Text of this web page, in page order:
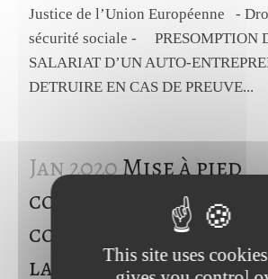
Justice de l’Union Européenne -
sécurité sociale - PRESOMPTION
SALARIAT D’UN AUTO-
DETRUIRE EN CAS DE PREUVE...
Jan 2020Mise à pied
conservatoire : doit
concomitante à
la procédure de
This site uses